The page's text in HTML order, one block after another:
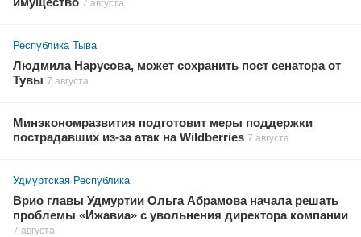
7 августа
Республика Тыва
Людмила Нарусова, может сохранить пост сенатора от
Тувы 7 августа
Минэкономразвития подготовит меры поддержки
пострадавших из-за атак на Wildberries 7 августа
Удмуртская Республика
Врио главы Удмуртии Ольга Абрамова начала решать
проблемы «Ижавиа» с увольнения директора компании
7 августа